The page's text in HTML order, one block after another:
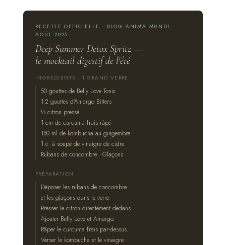
RECETTE OFFICIELLE · BLOG ANIMA MUNDI ·
AOÛT 2025
Deep Summer Detox Spritz —
le mocktail digestif de l'été
INGRÉDIENTS · 1 GRAND VERRE
50 gouttes de Belly Love Tonic
1-2 gouttes d'Amargo Bitters
½ citron pressé
1 cm de curcuma frais râpé
150 ml de kombucha au gingembre
1 c. à soupe de vinaigre de cidre
Rubans de concombre · Glaçons
PRÉPARATION
Déposer les rubans de concombre
et les glaçons dans le verre.
Presser le citron directement dedans.
Ajouter Belly Love et Amargo.
Râper le curcuma frais par-dessus.
Verser le kombucha et le vinaigre.